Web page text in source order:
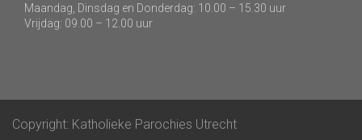
Maandag, Dinsdag en Donderdag: 10.00 – 15.30 uur
Vrijdag: 09.00 – 12.00 uur
Copyright: Katholieke Parochies Utrecht